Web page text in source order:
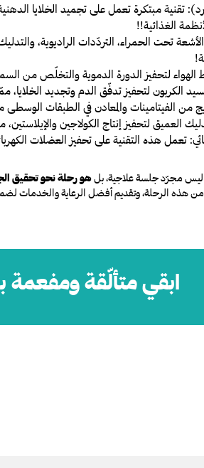
: تقنية مبتكرة تعمل على تجميد الخلايا
الغذائية!!
تحت الحمراء، التردّدات الراديوية،
لتحفيز الدورة الدمويةوالتخلّص من
الكربون لتحفيز تدفّق الدم وتجديد الخلايا،
الفيتامينات والمعادن في الطبقات الوسطى
العميق لتحفيز إنتاج الكولاجين
: تعمل هذه التقنية على تحفيز العضلات
مجرّد جلسة علاجية، بلهو رحلة نحو تحقيق
الرحلة، وتقديم أفضل الرعاية والخدمات
ابقي متألّقة ومفعمة